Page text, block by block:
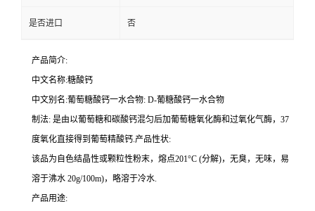
是否进口 否
产品简介:
中文名称:糖酸钙
中文别名:葡萄糖酸钙一水合物: D-葡糖酸钙一水合物
制法: 是由以葡萄糖和碳酸钙混匀后加葡萄糖氧化酶和过氧化气酶，37
度氧化直接得到葡萄精酸钙.产品性状:
该品为自色结晶性或颗粒性粉末，熔点201°C (分解)，无臭，无味，易
溶于沸水 20g/100m)，略溶于冷水.
产品用途: